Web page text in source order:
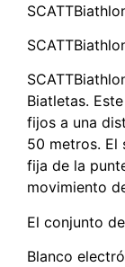
Biatletas.
fijos a una
50 metros. El
fija de la
movimiento
El conjunto
Blanco